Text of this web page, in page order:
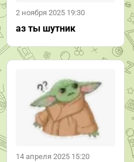
2 ноября 2025 19:30
аз ты шутник
14 апреля 2025 15:20